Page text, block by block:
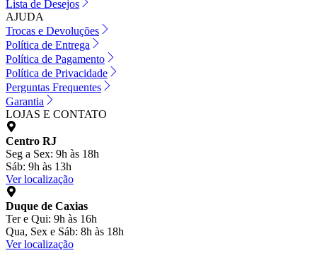
Lista de Desejos
AJUDA
Trocas e Devoluções
Política de Entrega
Política de Pagamento
Política de Privacidade
Perguntas Frequentes
Garantia
LOJAS E CONTATO
Centro RJ
Seg a Sex: 9h às 18h
Sáb: 9h às 13h
Ver localização
Duque de Caxias
Ter e Qui: 9h às 16h
Qua, Sex e Sáb: 8h às 18h
Ver localização